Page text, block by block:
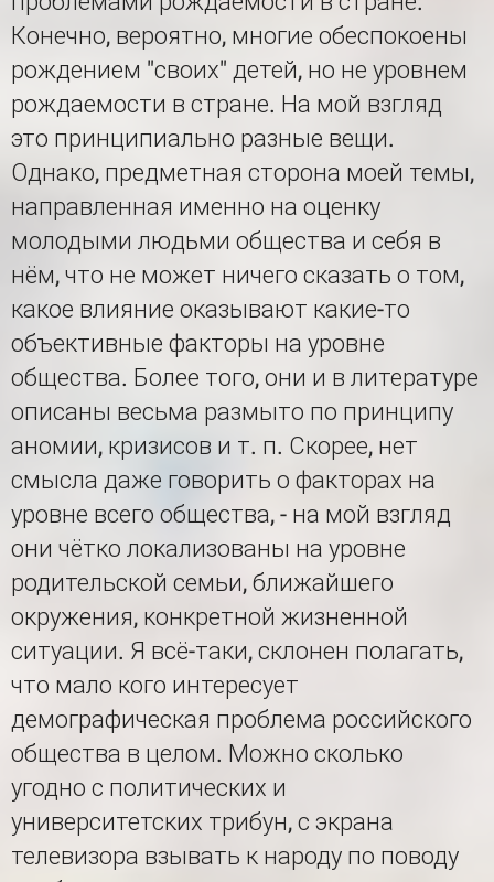
Конечно, вероятно, многие обеспокоены
рождением "своих" детей, но не уровнем
рождаемости в стране. На мой взгляд
это принципиально разные вещи.
Однако, предметная сторона моей темы,
направленная именно на оценку
молодыми людьми общества и себя в
нём, что не может ничего сказать о том,
какое влияние оказывают какие-то
объективные факторы на уровне
общества. Более того, они и в литературе
описаны весьма размыто по принципу
аномии, кризисов и т. п. Скорее, нет
смысла даже говорить о факторах на
уровне всего общества, - на мой взгляд
они чётко локализованы на уровне
родительской семьи, ближайшего
окружения, конкретной жизненной
ситуации. Я всё-таки, склонен полагать,
что мало кого интересует
демографическая проблема российского
общества в целом. Можно сколько
угодно с политических и
университетских трибун, с экрана
телевизора взывать к народу по поводу